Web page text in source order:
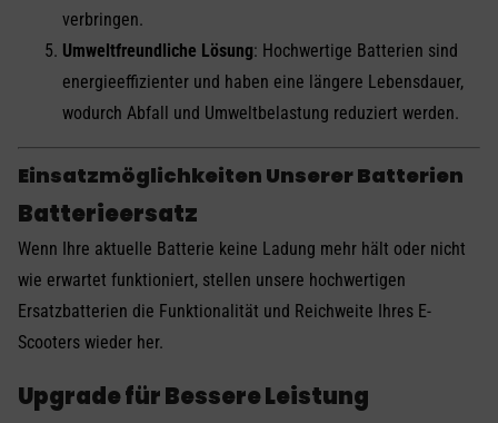
verbringen.
Umweltfreundliche Lösung: Hochwertige Batterien sind
energieeffizienter und haben eine längere Lebensdauer,
wodurch Abfall und Umweltbelastung reduziert werden.
Einsatzmöglichkeiten Unserer Batterien
Batterieersatz
Wenn Ihre aktuelle Batterie keine Ladung mehr hält oder nicht
wie erwartet funktioniert, stellen unsere hochwertigen
Ersatzbatterien die Funktionalität und Reichweite Ihres E-
Scooters wieder her.
Upgrade für Bessere Leistung